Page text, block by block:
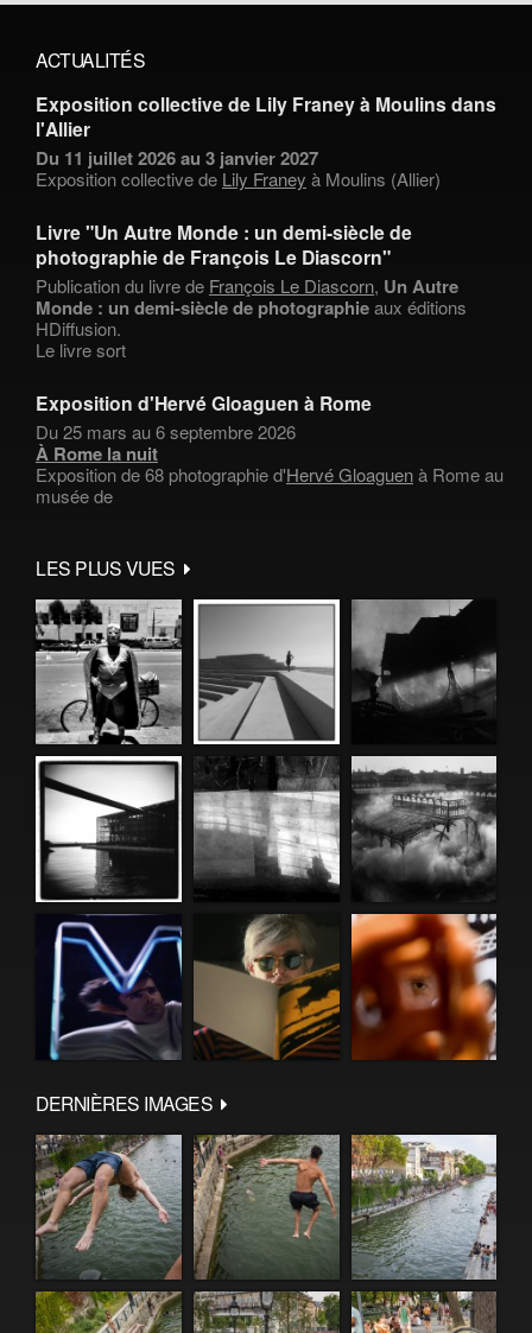
ACTUALITÉS
Exposition collective de Lily Franey à Moulins dans
l'Allier
Du 11 juillet 2026 au 3 janvier 2027
Exposition collective de Lily Franey à Moulins (Allier)
Livre "Un Autre Monde : un demi-siècle de
photographie de François Le Diascorn"
Publication du livre de François Le Diascorn, Un Autre
Monde : un demi-siècle de photographieaux éditions
HDiffusion.
Le livre sort
Exposition d'Hervé Gloaguen à Rome
Du 25 mars au 6 septembre 2026
À Rome la nuit
Exposition de 68 photographie d'Hervé Gloaguenà Rome au
musée de
LES PLUS VUES
DERNIÈRES IMAGES